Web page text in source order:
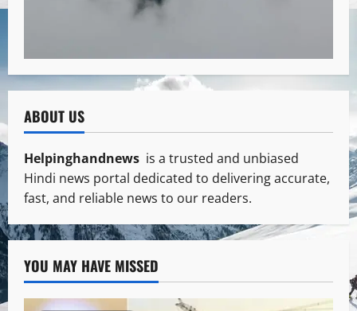
ABOUT US
Helpinghandnews is a trusted and unbiased
Hindi news portal dedicated to delivering accurate,
fast, and reliable news to our readers.
YOU MAY HAVE MISSED